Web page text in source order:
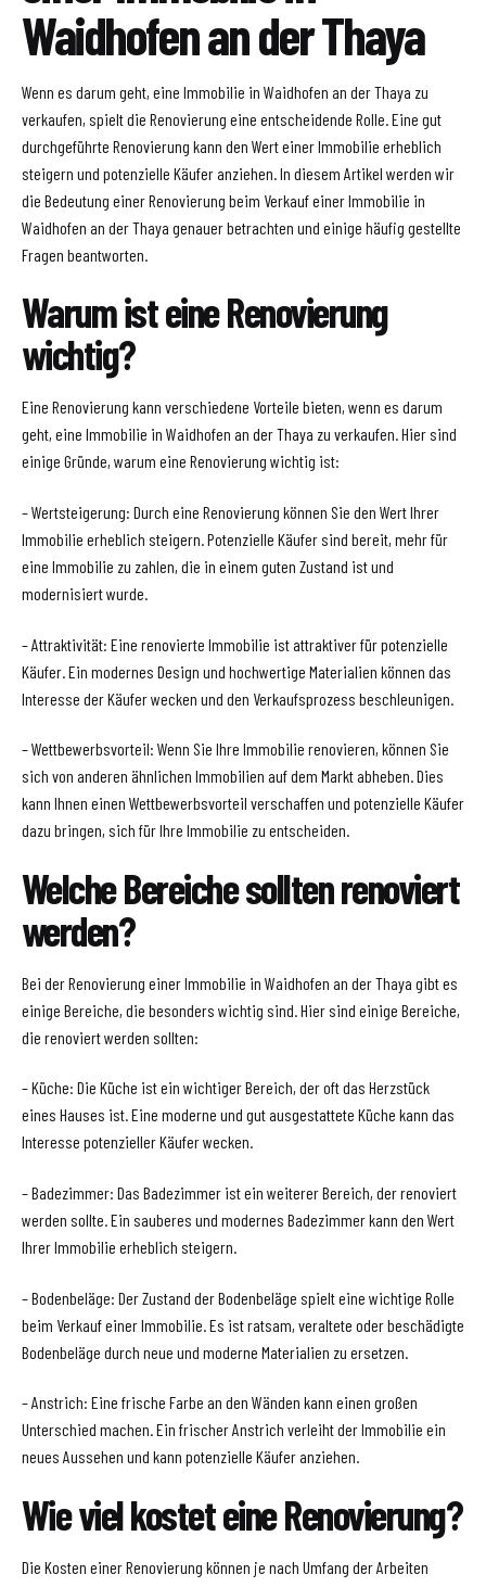
Waidhofen an der Thaya
Wenn es darum geht, eine Immobilie in Waidhofen an der Thaya zu
verkaufen, spielt die Renovierung eine entscheidende Rolle. Eine gut
durchgeführte Renovierung kann den Wert einer Immobilie erheblich
steigern und potenzielle Käufer anziehen. In diesem Artikel werden wir
die Bedeutung einer Renovierung beim Verkauf einer Immobilie in
Waidhofen an der Thaya genauer betrachten und einige häufig gestellte
Fragen beantworten.
Warum ist eine Renovierung
wichtig?
Eine Renovierung kann verschiedene Vorteile bieten, wenn es darum
geht, eine Immobilie in Waidhofen an der Thaya zu verkaufen. Hier sind
einige Gründe, warum eine Renovierung wichtig ist:
– Wertsteigerung: Durch eine Renovierung können Sie den Wert Ihrer
Immobilie erheblich steigern. Potenzielle Käufer sind bereit, mehr für
eine Immobilie zu zahlen, die in einem guten Zustand ist und
modernisiert wurde.
– Attraktivität: Eine renovierte Immobilie ist attraktiver für potenzielle
Käufer. Ein modernes Design und hochwertige Materialien können das
Interesse der Käufer wecken und den Verkaufsprozess beschleunigen.
– Wettbewerbsvorteil: Wenn Sie Ihre Immobilie renovieren, können Sie
sich von anderen ähnlichen Immobilien auf dem Markt abheben. Dies
kann Ihnen einen Wettbewerbsvorteil verschaffen und potenzielle Käufer
dazu bringen, sich für Ihre Immobilie zu entscheiden.
Welche Bereiche sollten renoviert
werden?
Bei der Renovierung einer Immobilie in Waidhofen an der Thaya gibt es
einige Bereiche, die besonders wichtig sind. Hier sind einige Bereiche,
die renoviert werden sollten:
– Küche: Die Küche ist ein wichtiger Bereich, der oft das Herzstück
eines Hauses ist. Eine moderne und gut ausgestattete Küche kann das
Interesse potenzieller Käufer wecken.
– Badezimmer: Das Badezimmer ist ein weiterer Bereich, der renoviert
werden sollte. Ein sauberes und modernes Badezimmer kann den Wert
Ihrer Immobilie erheblich steigern.
– Bodenbeläge: Der Zustand der Bodenbeläge spielt eine wichtige Rolle
beim Verkauf einer Immobilie. Es ist ratsam, veraltete oder beschädigte
Bodenbeläge durch neue und moderne Materialien zu ersetzen.
– Anstrich: Eine frische Farbe an den Wänden kann einen großen
Unterschied machen. Ein frischer Anstrich verleiht der Immobilie ein
neues Aussehen und kann potenzielle Käufer anziehen.
Wie viel kostet eine Renovierung?
Die Kosten einer Renovierung können je nach Umfang der Arbeiten